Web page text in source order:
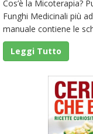
Cos’è la Micoterapia?
Funghi Medicinali più
manuale contiene le
Leggi Tutto